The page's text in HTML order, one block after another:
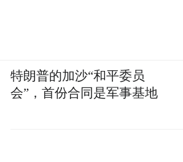
特朗普的加沙“和平委员
会”，首份合同是军事基地